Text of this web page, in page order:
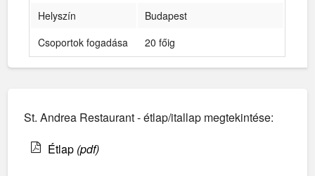
Helyszín
Budapest
Csoportok fogadása
20 főig
St. Andrea Restaurant - étlap/itallap megtekintése:
Étlap (pdf)